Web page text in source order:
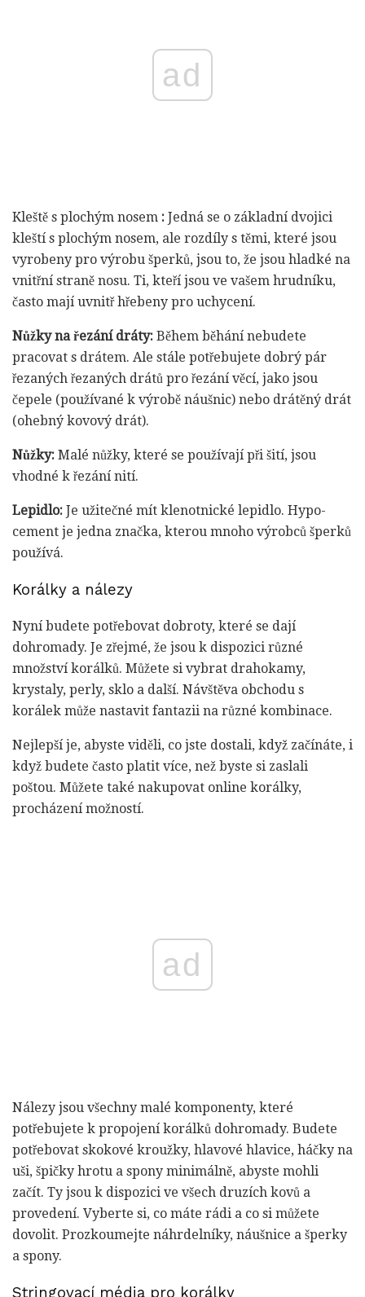
ad
Kleště s plochým nosem : Jedná se o základní dvojici
kleští s plochým nosem, ale rozdíly s těmi, které jsou
vyrobeny pro výrobu šperků, jsou to, že jsou hladké na
vnitřní straně nosu. Ti, kteří jsou ve vašem hrudníku,
často mají uvnitř hřebeny pro uchycení.
Nůžky na řezání dráty: Během běhání nebudete
pracovat s drátem. Ale stále potřebujete dobrý pár
řezaných řezaných drátů pro řezání věcí, jako jsou
čepele (používané k výrobě náušnic) nebo drátěný drát
(ohebný kovový drát).
Nůžky: Malé nůžky, které se používají při šití, jsou
vhodné k řezání nití.
Lepidlo: Je užitečné mít klenotnické lepidlo. Hypo-
cement je jedna značka, kterou mnoho výrobců šperků
používá.
Korálky a nálezy
Nyní budete potřebovat dobroty, které se dají
dohromady. Je zřejmé, že jsou k dispozici různé
množství korálků. Můžete si vybrat drahokamy,
krystaly, perly, sklo a další. Návštěva obchodu s
korálek může nastavit fantazii na různé kombinace.
Nejlepší je, abyste viděli, co jste dostali, když začínáte, i
když budete často platit více, než byste si zaslali
poštou. Můžete také nakupovat online korálky,
procházení možností.
ad
Nálezy jsou všechny malé komponenty, které
potřebujete k propojení korálků dohromady. Budete
potřebovat skokové kroužky, hlavové hlavice, háčky na
uši, špičky hrotu a spony minimálně, abyste mohli
začít. Ty jsou k dispozici ve všech druzích kovů a
provedení. Vyberte si, co máte rádi a co si můžete
dovolit. Prozkoumejte náhrdelníky, náušnice a šperky
a spony.
Stringovací média pro korálky